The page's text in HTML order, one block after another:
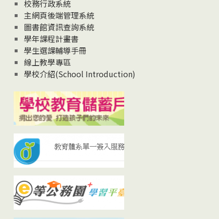
校務行政系統
主網頁後端管理系統
圖書館資訊查詢系統
學年課程計畫書
學生選課輔導手冊
線上教學專區
學校介紹(School Introduction)